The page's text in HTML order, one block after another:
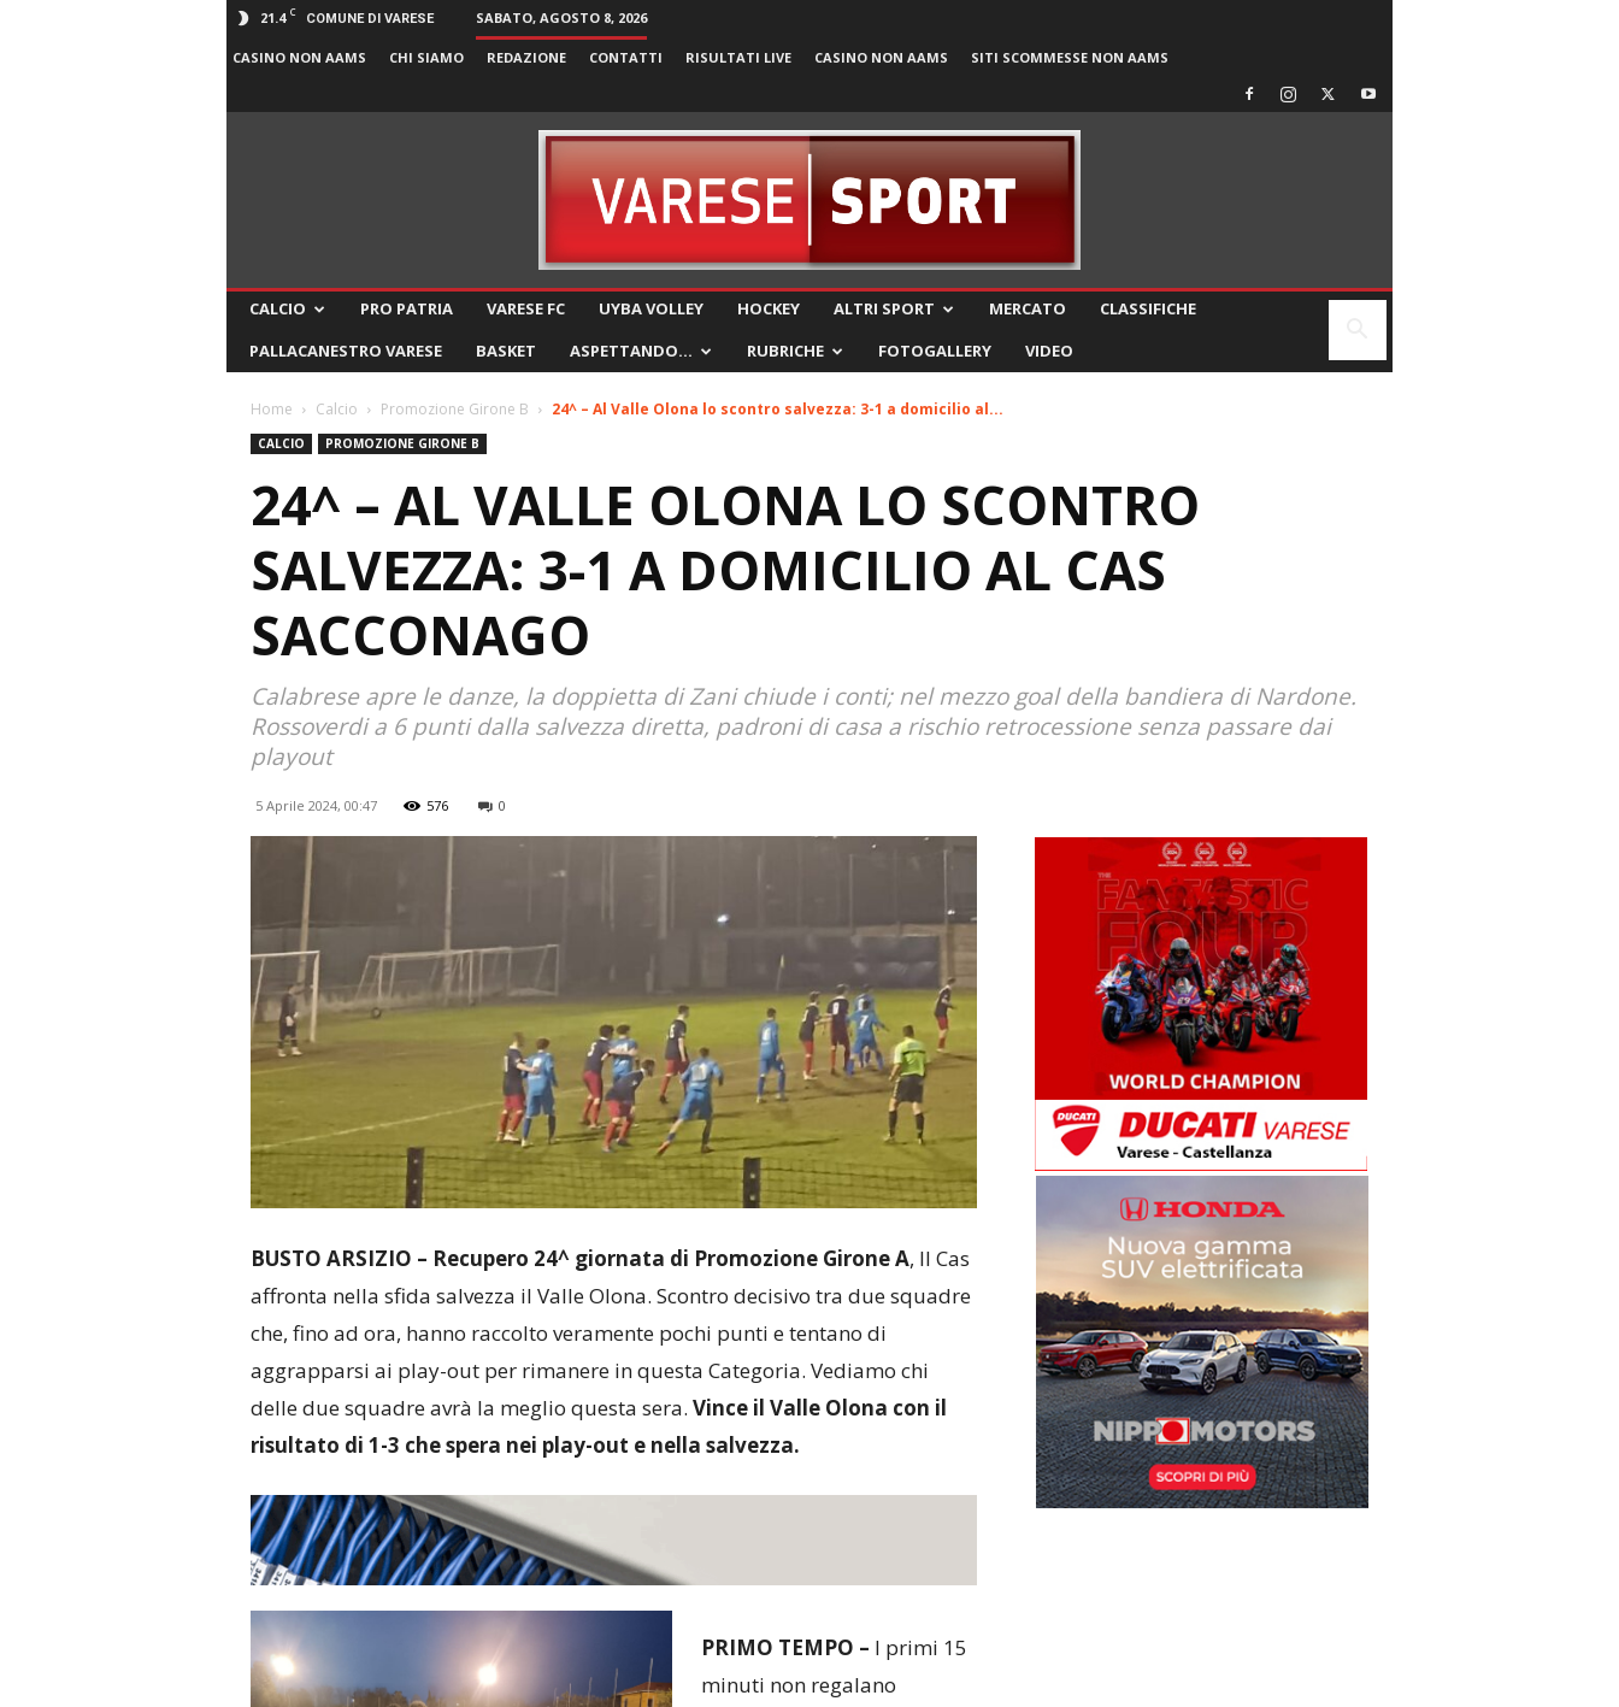
21.4 C COMUNE DI VARESE SABATO, AGOSTO 8, 2026
CASINO NON AAMS CHI SIAMO REDAZIONE CONTATTI RISULTATI LIVE CASINO NON AAMS SITI SCOMMESSE NON AAMS
CALCIO PRO PATRIA VARESE FC UYBA VOLLEY HOCKEY ALTRI SPORT MERCATO
CLASSIFICHE
PALLACANESTRO VARESE
BASKET ASPETTANDO… RUBRICHE FOTOGALLERY VIDEO
Home Calcio Promozione Girone B 24^ – Al Valle Olona lo scontro salvezza: 3-1 a domicilio al...
CALCIO PROMOZIONE GIRONE B
24^ – AL VALLE OLONA LO SCONTRO
SALVEZZA: 3-1 A DOMICILIO AL CAS
SACCONAGO
Calabrese apre le danze, la doppietta di Zani chiude i conti; nel mezzo goal della bandiera di Nardone.
Rossoverdi a 6 punti dalla salvezza diretta, padroni di casa a rischio retrocessione senza passare dai
playout
5 Aprile 2024, 00:47 576 0
BUSTO ARSIZIO – Recupero 24^ giornata di Promozione Girone A, Il Cas
affronta nella sfida salvezza il Valle Olona. Scontro decisivo tra due squadre
che, fino ad ora, hanno raccolto veramente pochi punti e tentano di
aggrapparsi ai play-out per rimanere in questa Categoria. Vediamo chi
delle due squadre avrà la meglio questa sera. Vince il Valle Olona con il
risultato di 1-3 che spera nei play-out e nella salvezza.
PRIMO TEMPO – I primi 15
minuti non regalano